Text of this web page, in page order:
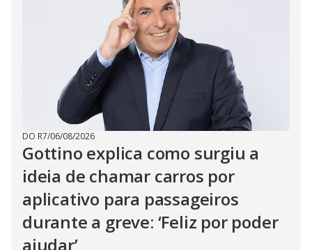
DO R7/06/08/2026
Gottino explica como surgiu a
ideia de chamar carros por
aplicativo para passageiros
durante a greve: ‘Feliz por poder
ajudar’